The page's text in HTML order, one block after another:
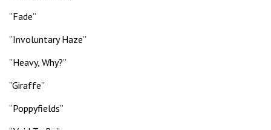
”Fade”
”Involuntary Haze”
”Heavy, Why?”
”Giraffe”
“Poppyfields”